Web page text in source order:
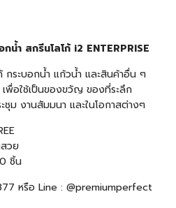
น้ำ สกรีนโลโก้ i2 ENTERPRISE
กระบอกน้ำ แก้วน้ำ และสินค้าอื่น ๆ
อใช้เป็นของขวัญ ของที่ระลึก
ม งานสัมมนา และในโอกาสต่างๆ
วย
ชิ้น
หรือ Line : @premiumperfect